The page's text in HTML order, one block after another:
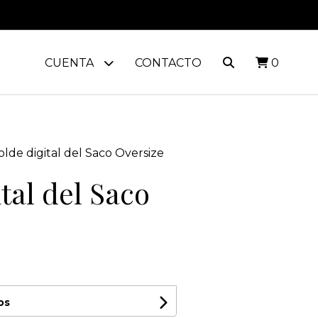
CUENTA CONTACTO 0
digital del Saco Oversize
del Saco